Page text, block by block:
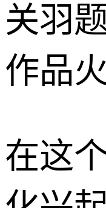
关羽
作品
在这